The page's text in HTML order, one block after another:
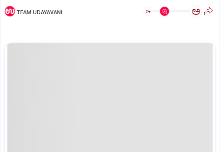
TEAM UDAYAVANI ಅ ಅ